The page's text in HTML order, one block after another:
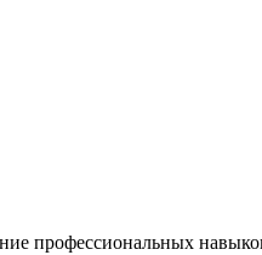
профессиональных